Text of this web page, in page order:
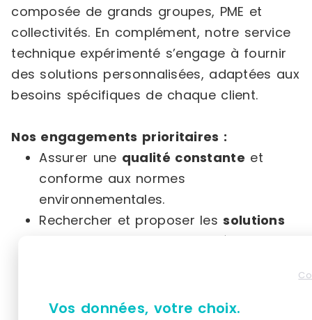
composée de grands groupes, PME et
collectivités. En complément, notre service
technique expérimenté s’engage à fournir
des solutions personnalisées, adaptées aux
besoins spécifiques de chaque client.
Nos engagements prioritaires :
Assurer une qualité constante et
conforme aux normes
environnementales.
Rechercher et proposer lessolutions
techniques les plus adaptées
Vos données, votre choix.